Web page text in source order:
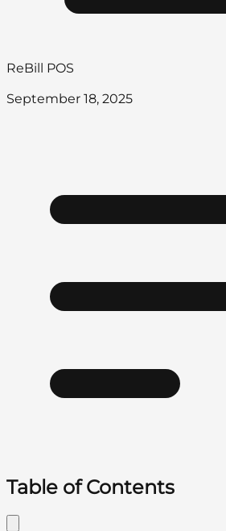
ReBill POS
September 18, 2025
Table of Contents